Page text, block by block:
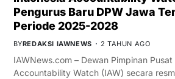
Pengurus Baru DPW Jawa
Periode 2025-2028
BYREDAKSI IAWNEWS 2 TAHUN AGO
IAWNews.com – Dewan Pimpinan Pusat
Accountability Watch (IAW) secara